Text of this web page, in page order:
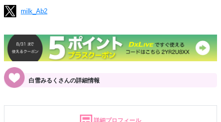
milk_Ab2
白雪みるくさんの詳細情報
詳細プロフィール